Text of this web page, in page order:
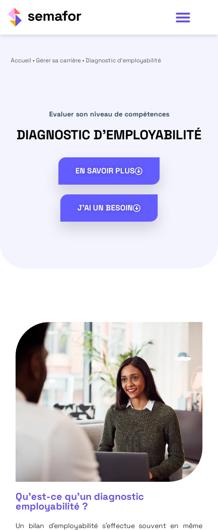
Accueil •Gérer sa carrière•Diagnostic d'employabilité
Evaluer son niveau de compétences
DIAGNOSTIC D'EMPLOYABILITÉ
EN SAVOIR PLUS
J'AI UN BESOIN
Qu'est-ce qu'un diagnostic
employabilité ?
Un bilan d’employabilité s’effectue souvent en même